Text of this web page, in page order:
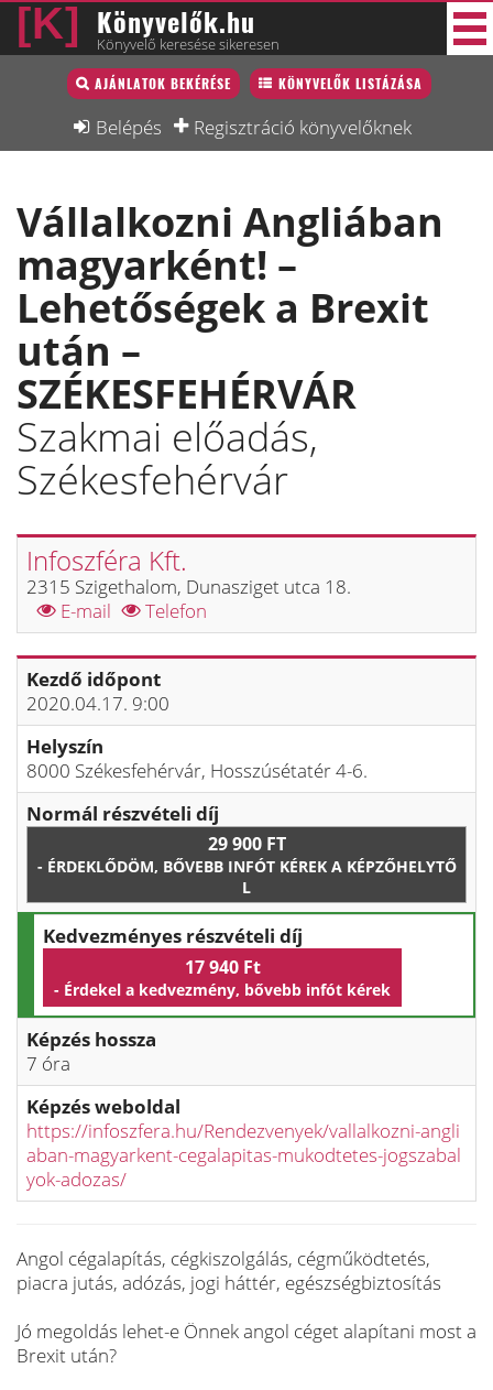
Könyvelők.hu
Könyvelő keresése sikeresen
AJÁNLATOK BEKÉRÉSE KÖNYVELŐK LISTÁZÁSA
Belépés Regisztráció könyvelőknek
Könyvelő lista
Könyvelési munkák
Interjú
Blog
Állás
Képzésnaptár
Vállalkozni Angliában
magyarként! –
Lehetőségek a Brexit
után –
SZÉKESFEHÉRVÁR
Szakmai előadás,
Székesfehérvár
Infoszféra Kft.
2315 Szigethalom, Dunasziget utca 18.
E-mail
Telefon
Kezdő időpont
2020.04.17. 9:00
Helyszín
8000 Székesfehérvár, Hosszúsétatér 4-6.
Normál részvételi díj
29 900 FT
- ÉRDEKLŐDÖM, BŐVEBB INFÓT KÉREK A KÉPZŐHELYTŐ
L
Kedvezményes részvételi díj
17 940 Ft
- Érdekel a kedvezmény, bővebb infót kérek
Képzés hossza
7 óra
Képzés weboldal
https://infoszfera.hu/Rendezvenyek/vallalkozni-angli
aban-magyarkent-cegalapitas-mukodtetes-jogszabal
yok-adozas/
Angol cégalapítás, cégkiszolgálás, cégműködtetés,
piacra jutás, adózás, jogi háttér, egészségbiztosítás
Jó megoldás lehet-e Önnek angol céget alapítani most a
Brexit után?